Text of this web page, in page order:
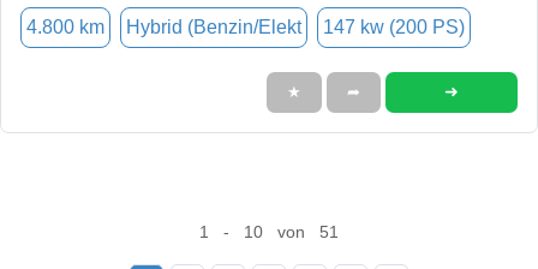
4.800 km Hybrid (Benzin/Elekt 147 kw (200 PS)
★ ➦ ➜
1 - 10 von 51